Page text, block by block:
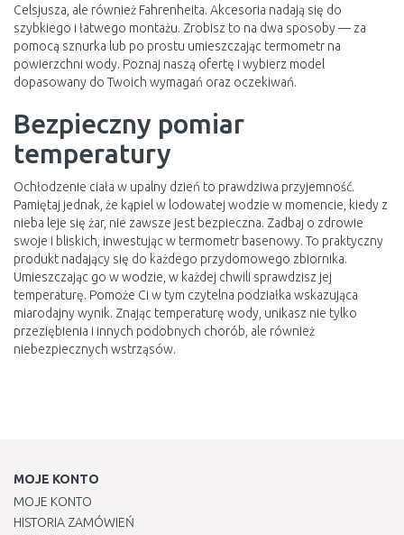
Celsjusza, ale również Fahrenheita. Akcesoria nadają się do
szybkiego i łatwego montażu. Zrobisz to na dwa sposoby — za
pomocą sznurka lub po prostu umieszczając termometr na
powierzchni wody. Poznaj naszą ofertę i wybierz model
dopasowany do Twoich wymagań oraz oczekiwań.
Bezpieczny pomiar
temperatury
Ochłodzenie ciała w upalny dzień to prawdziwa przyjemność.
Pamiętaj jednak, że kąpiel w lodowatej wodzie w momencie, kiedy z
nieba leje się żar, nie zawsze jest bezpieczna. Zadbaj o zdrowie
swoje i bliskich, inwestując w termometr basenowy. To praktyczny
produkt nadający się do każdego przydomowego zbiornika.
Umieszczając go w wodzie, w każdej chwili sprawdzisz jej
temperaturę. Pomoże Ci w tym czytelna podziałka wskazująca
miarodajny wynik. Znając temperaturę wody, unikasz nie tylko
przeziębienia i innych podobnych chorób, ale również
niebezpiecznych wstrząsów.
MOJE KONTO
MOJE KONTO
HISTORIA ZAMÓWIEŃ